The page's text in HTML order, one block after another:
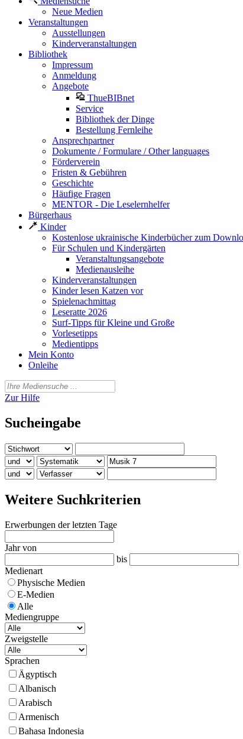
Neue Medien
Veranstaltungen
Ausstellungen
Kinderveranstaltungen
Bibliothek
Impressum
Anmeldung
Angebote
ThueBIBnet
Service
Bibliothek der Dinge
Bestellung Fernleihe
Ansprechpartner
Dokumente / Formulare / Other languages
Förderverein
Fristen & Gebühren
Geschichte
Häufige Fragen
MENTOR - Die Leselernhelfer
Bürgerhaus
Kinder
Kostenlose ukrainische Kinderbücher zum
Für Schulen und Kindergärten
Veranstaltungsangebote
Medienausleihe
Kinderveranstaltungen
Kinder lesen Katzen vor
Spielenachmittag
Leseratte 2026
Surf-Tipps für Kleine und Große
Vorlesetipps
Medientipps
Mein Konto
Onleihe
Zur Hilfe
Sucheingabe
Weitere Suchkriterien
Erwerbungen der letzten Tage
Jahr von
bis
Medienart
Physische Medien
E-Medien
Alle
Mediengruppe
Zweigstelle
Sprachen
Ägyptisch
Albanisch
Arabisch
Armenisch
Bahasa Indonesia